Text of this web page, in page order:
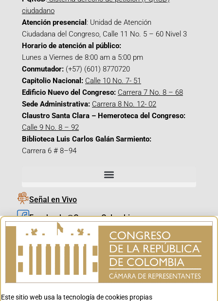
ciudadano
Atención presencial : Unidad de Atención
Ciudadana del Congreso, Calle 11 No. 5 – 60 Nivel 3
Horario de atención al público:
Lunes a Viernes de 8:00 am a 5:00 pm
Conmutador: (+57) (601) 8770720
Capitolio Nacional: Calle 10 No. 7- 51
Edificio Nuevo del Congreso: Carrera 7 No. 8 – 68
Sede Administrativa: Carrera 8 No. 12- 02
Claustro Santa Clara – Hemeroteca del Congreso:
Calle 9 No. 8 – 92
Biblioteca Luis Carlos Galán Sarmiento:
Carrera 6 # 8–94
Señal en Vivo
Facebook_@CamaraColombia
Instagram_@CamaraColombia
X_@CamaraColombia
Youtube_@CamaraColombia
Este sitio web usa la tecnología de cookies propias